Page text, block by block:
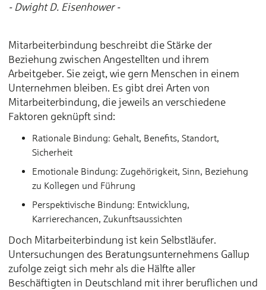
- Dwight D. Eisenhower -
Mitarbeiterbindung beschreibt die Stärke der
Beziehung zwischen Angestellten und ihrem
Arbeitgeber. Sie zeigt, wie gern Menschen in einem
Unternehmen bleiben. Es gibt drei Arten von
Mitarbeiterbindung, die jeweils an verschiedene
Faktoren geknüpft sind:
Rationale Bindung: Gehalt, Benefits, Standort,
Sicherheit
Emotionale Bindung: Zugehörigkeit, Sinn, Beziehung
zu Kollegen und Führung
Perspektivische Bindung: Entwicklung,
Karrierechancen, Zukunftsaussichten
Doch Mitarbeiterbindung ist kein Selbstläufer.
Untersuchungen des Beratungsunternehmens Gallup
zufolge zeigt sich mehr als die Hälfte aller
Beschäftigten in Deutschland mit ihrer beruflichen und